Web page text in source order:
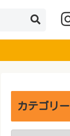
カテゴリー